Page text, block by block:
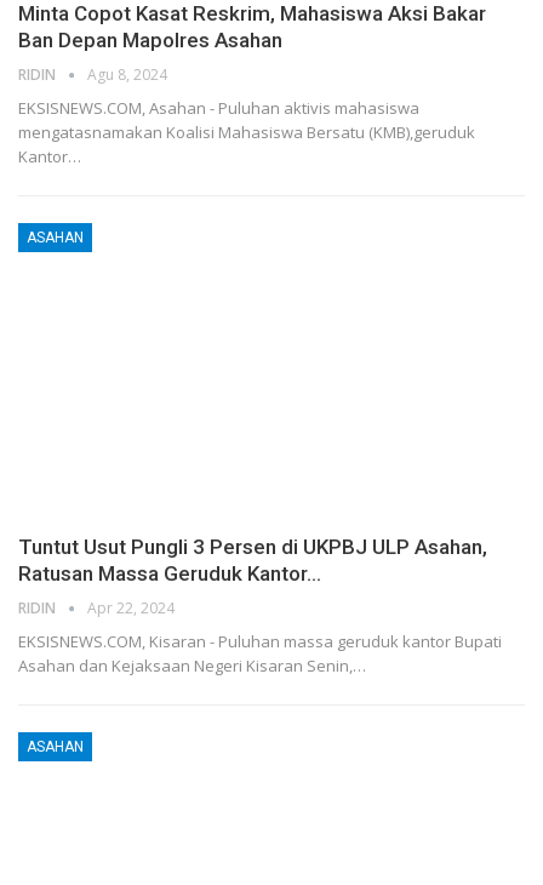
Minta Copot Kasat Reskrim, Mahasiswa Aksi Bakar
Ban Depan Mapolres Asahan
RIDIN Agu 8, 2024
EKSISNEWS.COM, Asahan - Puluhan aktivis mahasiswa
mengatasnamakan Koalisi Mahasiswa Bersatu (KMB),geruduk
Kantor…
ASAHAN
Tuntut Usut Pungli 3 Persen di UKPBJ ULP Asahan,
Ratusan Massa Geruduk Kantor…
RIDIN Apr 22, 2024
EKSISNEWS.COM, Kisaran - Puluhan massa geruduk kantor Bupati
Asahan dan Kejaksaan Negeri Kisaran Senin,…
ASAHAN